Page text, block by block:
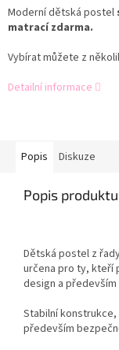
Moderní dětská postel
matrací zdarma.
Vybírat můžete z
Detailní informace
Popis Diskuze
Popis produktu
Dětská postel z
určena pro ty, kteří
design a především
Stabilní
především